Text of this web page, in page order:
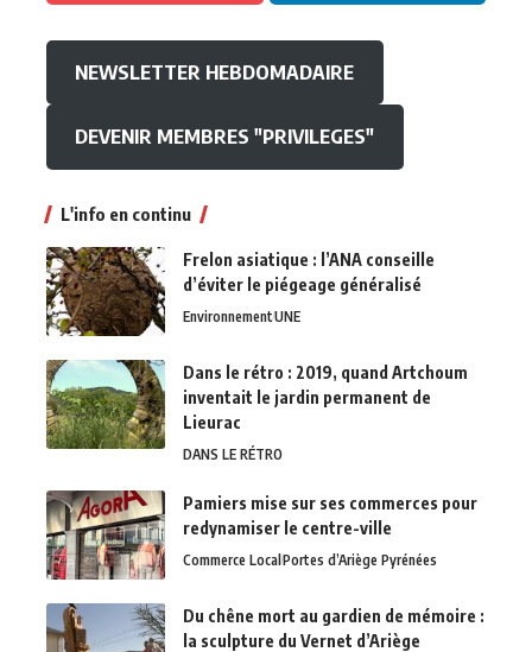
NEWSLETTER HEBDOMADAIRE
DEVENIR MEMBRES "PRIVILEGES"
L'info en continu
Frelon asiatique : l’ANA conseille
d’éviter le piégeage généralisé
EnvironnementUNE
Dans le rétro : 2019, quand Artchoum
inventait le jardin permanent de
Lieurac
DANS LE RÉTRO
Pamiers mise sur ses commerces pour
redynamiser le centre-ville
Commerce LocalPortes d’Ariège Pyrénées
Du chêne mort au gardien de mémoire :
la sculpture du Vernet d’Ariège